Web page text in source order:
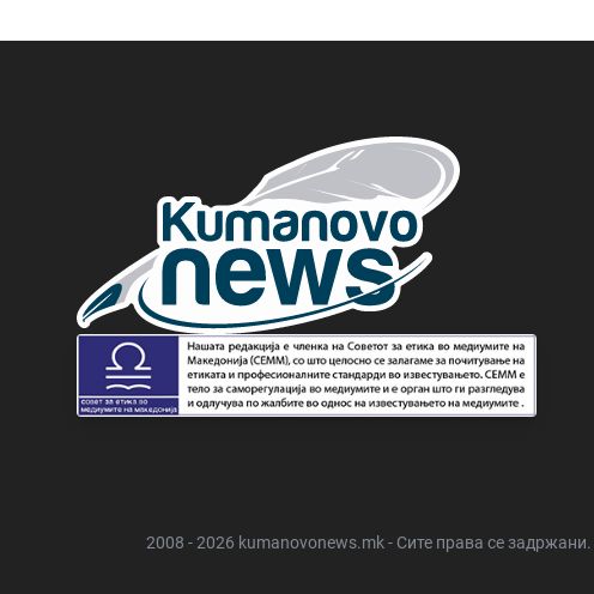
2008 - 2026 kumanovonews.mk - Сите права се задржани.